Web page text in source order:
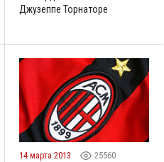
Джузеппе Торнаторе
14 марта 2013 25560